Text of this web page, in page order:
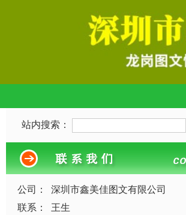
站内搜索：
公司：
深圳市鑫美佳图文有限公司
联系：
王生